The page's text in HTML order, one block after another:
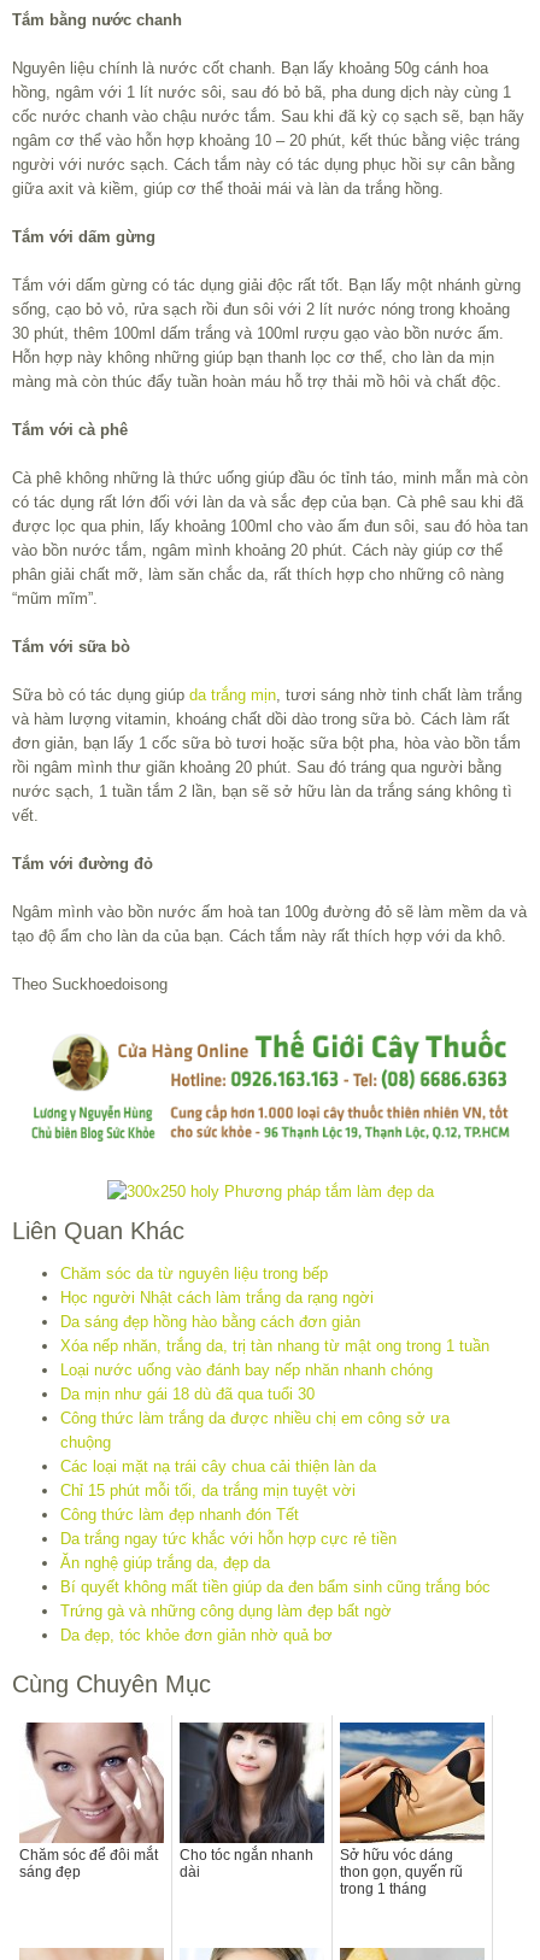
Tắm bằng nước chanh
Nguyên liệu chính là nước cốt chanh. Bạn lấy khoảng 50g cánh hoa
hồng, ngâm với 1 lít nước sôi, sau đó bỏ bã, pha dung dịch này cùng 1
cốc nước chanh vào chậu nước tắm. Sau khi đã kỳ cọ sạch sẽ, bạn hãy
ngâm cơ thể vào hỗn hợp khoảng 10 – 20 phút, kết thúc bằng việc tráng
người với nước sạch. Cách tắm này có tác dụng phục hồi sự cân bằng
giữa axit và kiềm, giúp cơ thể thoải mái và làn da trắng hồng.
Tắm với dấm gừng
Tắm với dấm gừng có tác dụng giải độc rất tốt. Bạn lấy một nhánh gừng
sống, cạo bỏ vỏ, rửa sạch rồi đun sôi với 2 lít nước nóng trong khoảng
30 phút, thêm 100ml dấm trắng và 100ml rượu gạo vào bồn nước ấm.
Hỗn hợp này không những giúp bạn thanh lọc cơ thể, cho làn da mịn
màng mà còn thúc đẩy tuần hoàn máu hỗ trợ thải mồ hôi và chất độc.
Tắm với cà phê
Cà phê không những là thức uống giúp đầu óc tỉnh táo, minh mẫn mà còn
có tác dụng rất lớn đối với làn da và sắc đẹp của bạn. Cà phê sau khi đã
được lọc qua phin, lấy khoảng 100ml cho vào ấm đun sôi, sau đó hòa tan
vào bồn nước tắm, ngâm mình khoảng 20 phút. Cách này giúp cơ thể
phân giải chất mỡ, làm săn chắc da, rất thích hợp cho những cô nàng
“mũm mĩm”.
Tắm với sữa bò
Sữa bò có tác dụng giúp da trắng mịn, tươi sáng nhờ tinh chất làm trắng
và hàm lượng vitamin, khoáng chất dồi dào trong sữa bò. Cách làm rất
đơn giản, bạn lấy 1 cốc sữa bò tươi hoặc sữa bột pha, hòa vào bồn tắm
rồi ngâm mình thư giãn khoảng 20 phút. Sau đó tráng qua người bằng
nước sạch, 1 tuần tắm 2 lần, bạn sẽ sở hữu làn da trắng sáng không tì
vết.
Tắm với đường đỏ
Ngâm mình vào bồn nước ấm hoà tan 100g đường đỏ sẽ làm mềm da và
tạo độ ẩm cho làn da của bạn. Cách tắm này rất thích hợp với da khô.
Theo Suckhoedoisong
Liên Quan Khác
Chăm sóc da từ nguyên liệu trong bếp
Học người Nhật cách làm trắng da rạng ngời
Da sáng đẹp hồng hào bằng cách đơn giản
Xóa nếp nhăn, trắng da, trị tàn nhang từ mật ong trong 1 tuần
Loại nước uống vào đánh bay nếp nhăn nhanh chóng
Da mịn như gái 18 dù đã qua tuổi 30
Công thức làm trắng da được nhiều chị em công sở ưa
chuộng
Các loại mặt nạ trái cây chua cải thiện làn da
Chỉ 15 phút mỗi tối, da trắng mịn tuyệt vời
Công thức làm đẹp nhanh đón Tết
Da trắng ngay tức khắc với hỗn hợp cực rẻ tiền
Ăn nghệ giúp trắng da, đẹp da
Bí quyết không mất tiền giúp da đen bẩm sinh cũng trắng bóc
Trứng gà và những công dụng làm đẹp bất ngờ
Da đẹp, tóc khỏe đơn giản nhờ quả bơ
Cùng Chuyên Mục
Chăm sóc để đôi mắt
sáng đẹp
Cho tóc ngắn nhanh
dài
Sở hữu vóc dáng
thon gọn, quyến rũ
trong 1 tháng